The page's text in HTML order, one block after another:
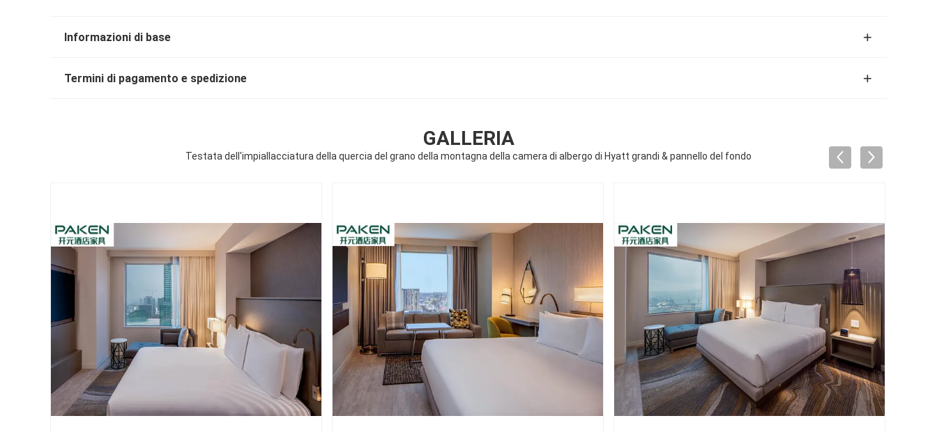
Informazioni di base
Termini di pagamento e spedizione
GALLERIA
Testata dell'impiallacciatura della quercia del grano della montagna della camera di albergo di Hyatt grandi & pannello del fondo